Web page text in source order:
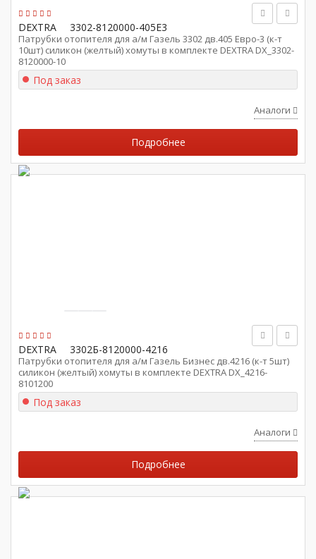
DEXTRA 3302-8120000-405Е3
Патрубки отопителя для а/м Газель 3302 дв.405 Евро-3 (к-т
10шт) силикон (желтый) хомуты в комплекте DEXTRA DX_3302-
8120000-10
Под заказ
Аналоги
Подробнее
DEXTRA 3302Б-8120000-4216
Патрубки отопителя для а/м Газель Бизнес дв.4216 (к-т 5шт)
силикон (желтый) хомуты в комплекте DEXTRA DX_4216-
8101200
Под заказ
Аналоги
Подробнее